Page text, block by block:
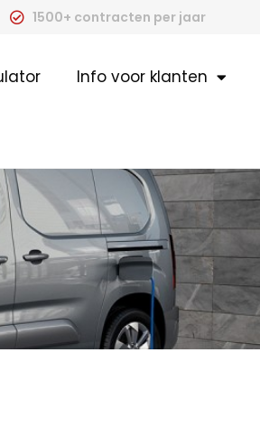
1500+ contracten per jaar
Info voor klanten